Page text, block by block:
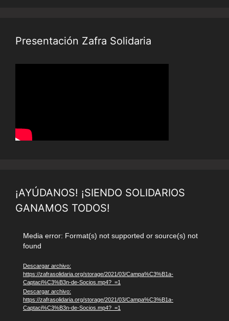
Presentación Zafra Solidaria
¡AYÚDANOS! ¡SIENDO SOLIDARIOS
GANAMOS TODOS!
Reproductor
de
vídeo
Media error: Format(s) not supported or source(s) not
found
Descargar archivo:
https://zafrasolidaria.org/storage/2021/03/Campa%C3%B1a-
Captaci%C3%B3n-de-Socios.mp4?_=1
Descargar archivo:
https://zafrasolidaria.org/storage/2021/03/Campa%C3%B1a-
Captaci%C3%B3n-de-Socios.mp4?_=1